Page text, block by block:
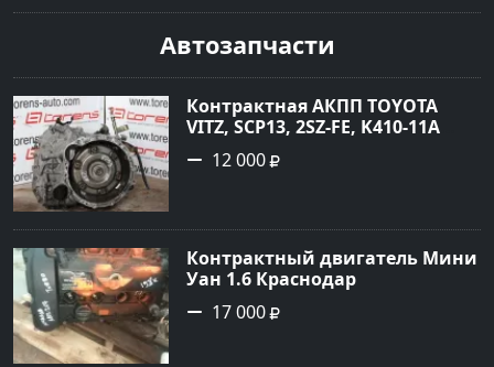
сайте Авторынок23
Автозапчасти
Контрактная АКПП TOYOTA
VITZ, SCP13, 2SZ-FE, K410-11A
Ростов
12 000
Контрактный двигатель Мини
Уан 1.6 Краснодар
17 000